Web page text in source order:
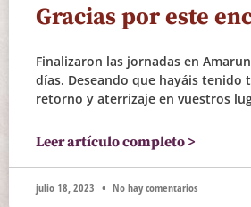
Gracias por este
Finalizaron las jornadas en
días. Deseando que hayáis tenido
retorno y aterrizaje en vuestros
Leer artículo completo >
julio 18, 2023 No hay comentarios